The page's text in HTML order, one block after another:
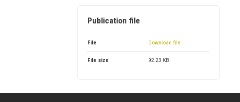
Publication file
File Download file
File size 92.23 KB